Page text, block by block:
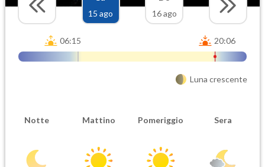
15 ago
16 ago
06:15 20:06
Luna crescente
Notte Mattino Pomeriggio Sera